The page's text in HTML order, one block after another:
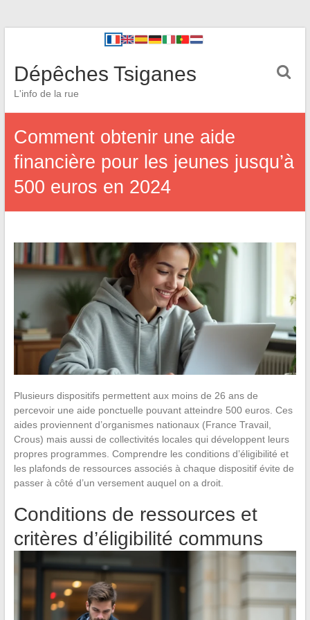
Dépêches Tsiganes
L'info de la rue
Comment obtenir une aide
financière pour les jeunes jusqu’à
500 euros en 2024
Plusieurs dispositifs permettent aux moins de 26 ans de
percevoir une aide ponctuelle pouvant atteindre 500 euros. Ces
aides proviennent d’organismes nationaux (France Travail,
Crous) mais aussi de collectivités locales qui développent leurs
propres programmes. Comprendre les conditions d’éligibilité et
les plafonds de ressources associés à chaque dispositif évite de
passer à côté d’un versement auquel on a droit.
Conditions de ressources et
critères d’éligibilité communs